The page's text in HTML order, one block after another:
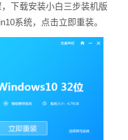
下载安装小白三步装机版
系统，点击立即重装。